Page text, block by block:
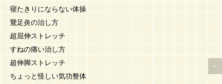
寝たきりにならない体操
鵞足炎の治し方
超屈伸ストレッチ
すねの痛い治し方
超伸脚ストレッチ
ちょっと怪しい気功整体